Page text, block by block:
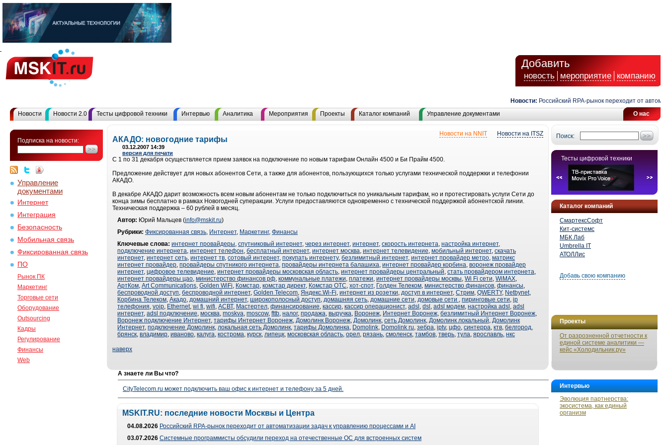
Добавить
новость мероприятие компанию
Новости: Российский RPA-рынок переходит от
О нас
Новости Новости 2.0 Тесты цифровой техники Интервью Аналитика Мероприятия Проекты Каталог компаний Управление документами
Подписка на новости:
Управление
документами
Интернет
Интеграция
Безопасность
Мобильная связь
Фиксированная связь
ПО
Рынок ПК
Маркетинг
Торговые сети
Оборудование
Outsourcing
Кадры
Регулирование
Финансы
Web
Поиск:
Тесты цифровой техники
Каталог компаний
СмартексСофт
Кит-системс
МБК Лаб
Umbrella IT
АТОЛЛис
Добавь свою компанию
Проекты
От разрозненной отчетности к
единой системе аналитики —
кейс «Холодильник.ру»
Интервью
Эволюция партнерства:
экосистема, как единый
организм
Новости на ITSZ
Новости на NNIT
АКАДО: новогодние тарифы
03.12.2007 14:39
версия для печати
С 1 по 31 декабря осуществляется прием заявок на подключение по новым тарифам Онлайн 4500 и Би Прайм 4500.
Предложение действует для новых абонентов Сети, а также для абонентов, пользующихся только услугами технической поддержки и телефонии
АКАДО.
В декабре АКАДО дарит возможность всем новым абонентам не только подключиться по уникальным тарифам, но и протестировать услуги Сети до
конца зимы бесплатно в рамках Новогодней суперакции. Услуги предоставляются одновременно с технической поддержкой абонентской линии.
Техническая поддержка – 60 рублей в месяц.
Автор: Юрий Мальцев (info@mskit.ru)
Рубрики: Фиксированная связь, Интернет, Маркетинг, Финансы
Ключевые слова: интернет провайдеры, спутниковый интернет, через интернет, интернет, скорость интернета, настройка интернет,
подключение интернета, интернет телефон, бесплатный интернет, интернет москва, интернет телевидение, мобильный интернет, скачать
интернет, интернет сеть, интернет тв, сотовый интернет, покупать интернету, безлимитный интернет, интернет провайдер метро, матрикс
интернет провайдер, провайдеры спутникого интернета, провайдеры интернета балашиха, интернет провайдер корбина, воронеж провайдер
интернет, цифровое телевидение, интернет провайдеры московская область, интернет провайдеры центральный, стать провайдером интернета,
интернет провайдеры цао, министерство финансов рф, коммунальные платежи, платежи, интернет провайдеры москвы, Wi Fi сети, WiMAX,
АртКом, Art Communications, Golden WiFi, Комстар, комстар директ, Комстар ОТС, хот-спот, Голден Телеком, министерство финансов, финансы,
беспроводной доступ, беспроводной интернет, Golden Telecom, Яндекс.Wi-Fi, интернет из розетки, доступ в интернет, Стрим, QWERTY, Netbynet,
Корбина Телеком, Акадо, домашний интернет, широкополосный доступ, домашняя сеть, домашние сети, домовые сети , пиринговые сети, ip
телефония, voip, Ethernet, wi fi, wifi, АСВТ, Мастертел, финансирование, кассир, кассир операционист, adsl , dsl , adsl модем, настройка adsl , adsl
интернет, adsl подключение, москва, moskva, moscow, fttb, налог, продажа, выручка, Воронеж, Интернет Воронеж, безлимитный Интернет Воронеж,
Воронеж подключение Интернет, тарифы Интернет Воронеж, Домолинк Воронеж, Домолинк, сеть Домолинк, Домолинк локальный, Домолинк
Интернет, подключение Домолинк, локальная сеть Домолинк, тарифы Домолинка, Domolink, Domolink ru, зебра, iptv, цфо, синтерра, ктв, белгород,
брянск, владимир, иваново, калуга, кострома, курск, липецк, московская область, орел, рязань, смоленск, тамбов, тверь, тула, ярославль, нкс
наверх
А знаете ли Вы что?
CityTelecom.ru может подключить ваш офис к интернет и телефону за 5 дней.
MSKIT.RU: последние новости Москвы и Центра
04.08.2026 Российский RPA-рынок переходит от автоматизации задач к управлению процессами и AI
03.07.2026 Системные программисты обсудили переход на отечественные ОС для встроенных систем